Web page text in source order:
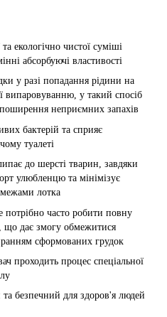
екологічно чистої суміші
абсорбуючі властивості
у разі попадання рідини на
випаровуванню, у такий спосіб
неприємних запахів
бактерій та сприяє
туалеті
до шерсті тварин, завдяки
улюбленцю та мінімізує
лотка
часто робити повну
що дає змогу обмежитися
сформованих грудок
проходить процес спеціальної
безпечний для здоров'я людей